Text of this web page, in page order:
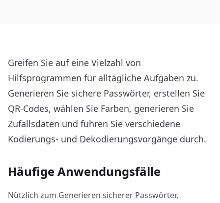
Greifen Sie auf eine Vielzahl von
Hilfsprogrammen für alltägliche Aufgaben zu.
Generieren Sie sichere Passwörter, erstellen Sie
QR-Codes, wählen Sie Farben, generieren Sie
Zufallsdaten und führen Sie verschiedene
Kodierungs- und Dekodierungsvorgänge durch.
Häufige Anwendungsfälle
Nützlich zum Generieren sicherer Passwörter,